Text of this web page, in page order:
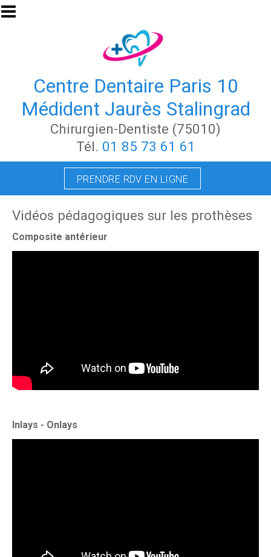
Aller au contenu principal
Centre Dentaire Paris 10
Médident Jaurès Stalingrad
Chirurgien-Dentiste (75010)
Tél. 01 85 73 61 61
PRENDRE RDV EN LIGNE
Vidéos pédagogiques sur les prothèses
Composite antérieur
Inlays - Onlays